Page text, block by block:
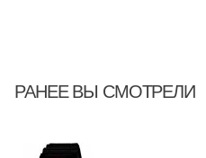
РАНЕЕ ВЫ СМОТРЕЛИ